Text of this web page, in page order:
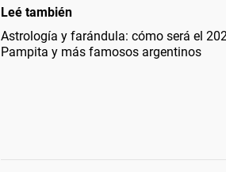
Leé también
Astrología y farándula: cómo será el
Pampita y más famosos argentinos